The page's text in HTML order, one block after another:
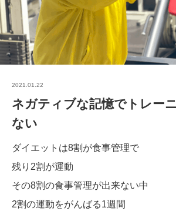
2021.01.22
ネガティブな記憶でトレー
ない
ダイエットは8割が食事管理で
残り2割が運動
その8割の食事管理が出来ない中
2割の運動をがんばる1週間